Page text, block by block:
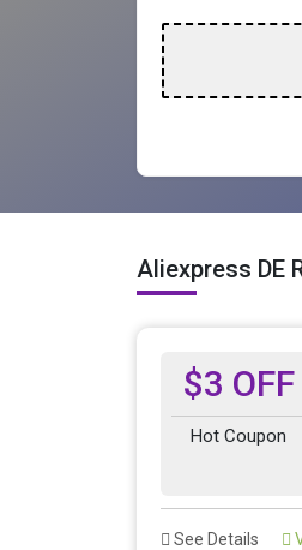
Aliexpress DE
$3 OFF
Hot Coupon
See Details